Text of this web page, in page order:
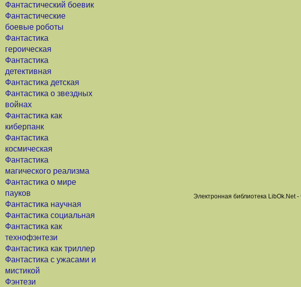
Фантастический боевик
Фантастические
боевые роботы
Фантастика
героическая
Фантастика
детективная
Фантастика детская
Фантастика о звездных
войнах
Фантастика как
киберпанк
Фантастика
космическая
Фантастика
магического реализма
Фантастика о мире
пауков
Фантастика научная
Фантастика социальная
Фантастика как
технофэнтези
Фантастика как триллер
Фантастика с ужасами и
мистикой
Фэнтези
Электронная библиотека LibOk.Net -